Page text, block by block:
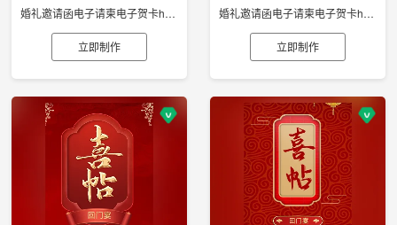
婚礼邀请函电子请柬电子贺卡h5制作
立即制作
婚礼邀请函电子请柬电子贺卡h5制作
立即制作